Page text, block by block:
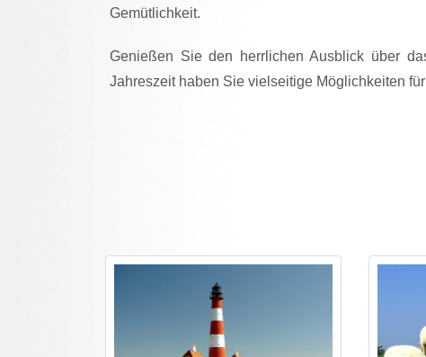
Gemütlichkeit.
Genießen Sie den herrlichen Ausblick über
Jahreszeit haben Sie vielseitige Möglichkeiten